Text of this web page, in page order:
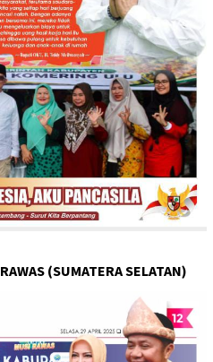
(SUMATERA SELATAN)